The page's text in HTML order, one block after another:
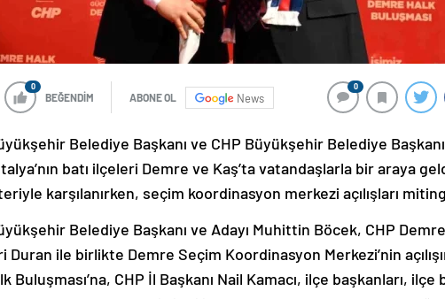
0
BEĞENDİM ABONE OL News
0
Belediye Başkanı ve CHP Büyükşehir Belediye
batı ilçeleri Demre ve Kaş’ta vatandaşlarla bir araya
karşılanırken, seçim koordinasyon merkezi açılışları
Belediye Başkanı ve Adayı Muhittin Böcek, CHP
Duran ile birlikte Demre Seçim Koordinasyon Merkezi’nin
Buluşması’na, CHP İl Başkanı Nail Kamacı, ilçe başkanları,